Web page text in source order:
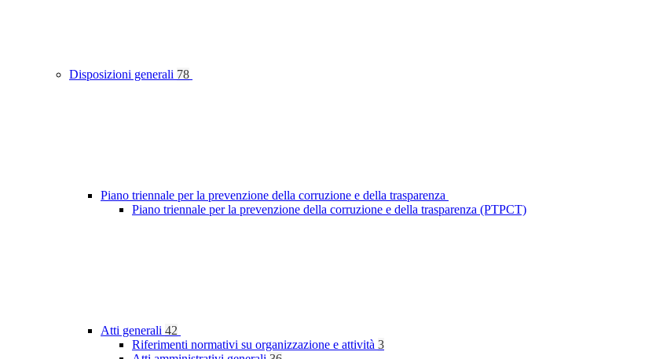
Disposizioni generali 78
Piano triennale per la prevenzione della corruzione e della trasparenza
Piano triennale per la prevenzione della corruzione e della trasparenza (PTPCT)
Atti generali 42
Riferimenti normativi su organizzazione e attività 3